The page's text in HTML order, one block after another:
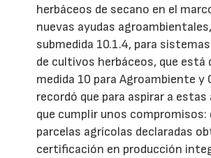
herbáceos de secano en el
nuevas ayudas
submedida 10.1.4, para
de cultivos herbáceos, que está
medida 10 para Agroambiente y
recordó que para aspirar a estas
que cumplir unos compromisos:
parcelas agrícolas declaradas
certificación en producción